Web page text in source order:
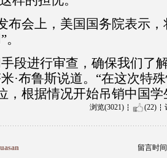
布会上，美国国务院表示
段进行审查，确保我们了
·布鲁斯说道。“在这次特
，根据情况开始吊销中国学
浏览(3021) (22)
留言时